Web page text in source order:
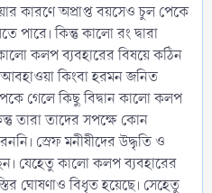
কারণে অপ্রাপ্ত বয়সেও চুল পেকে
পারে। কিন্তু কালো রং দ্বারা
কলপ ব্যবহারের বিষয়ে কঠিন
আবহাওয়া কিংবা হরমন জনিত
গেলে কিছু বিদ্বান কালো কলপ
তারা তাদের সপক্ষে কোন
স্রেফ মনীষীদের উদ্ধৃতি ও
যেহেতু কালো কলপ ব্যবহারের
ঘোষণাও বিধৃত হয়েছে। সেহেতু